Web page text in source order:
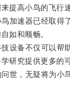
提高小鸟的飞行速
速器已经取得
如和顺畅。
备不仅可以帮
研究提供更多的
，无疑将为小